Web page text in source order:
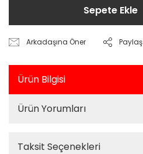
Sepete Ekle
Arkadaşına Öner Paylaş
Ürün Bilgisi
Ürün Yorumları
Taksit Seçenekleri